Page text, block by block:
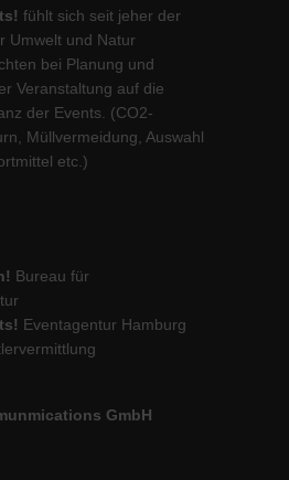
fühlt sich seit jeher der
Umwelt und Natur
bei Planung und
Veranstaltung auf die
der Events. (CO2-
Müllvermeidung, Auswahl
etc.)
Bureau für
Eventagentur Hamburg
GmbH